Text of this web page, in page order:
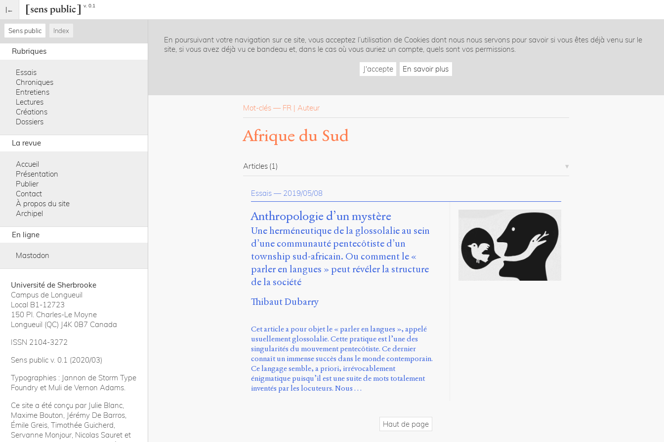
v. 0.1
Sens public Index
Rubriques
Essais
Chroniques
Entretiens
Lectures
Créations
Dossiers
La revue
Accueil
Présentation
Publier
Contact
À propos du site
Archipel
En ligne
Mastodon
Université de Sherbrooke
Campus de Longueuil
Local B1-12723
150 Pl. Charles-Le Moyne
Longueuil (QC) J4K 0B7 Canada
ISSN 2104-3272
Sens public v. 0.1 (2020/03)
Typographies : Jannon de Storm Type
Foundry et Muli de Vernon Adams.
Ce site a été conçu par Julie Blanc,
Maxime Bouton, Jérémy De Barros,
Émile Greis, Timothée Guicherd,
Servanne Monjour, Nicolas Sauret et
En poursuivant votre navigation sur ce site, vous acceptez l’utilisation de Cookies dont nous nous servons pour savoir si vous êtes déjà venu sur le
site, si vous avez déjà vu ce bandeau et, dans le cas où vous auriez un compte, quels sont vos permissions.
J'accepte En savoir plus
Mot-clés — FR Auteur
Afrique du Sud
Articles (1)
Essais — 2019/05/08
Anthropologie d’un mystère
Une herméneutique de la glossolalie au sein
d’une communauté pentecôtiste d’un
township sud-africain. Ou comment le «
parler en langues » peut révéler la structure
de la société
Thibaut Dubarry
Cet article a pour objet le « parler en langues », appelé
usuellement glossolalie. Cette pratique est l’une des
singularités du mouvement pentecôtiste. Ce dernier
connaît un immense succès dans le monde contemporain.
Ce langage semble, a priori, irrévocablement
énigmatique puisqu’il est une suite de mots totalement
inventés par les locuteurs. Nous …
Haut de page